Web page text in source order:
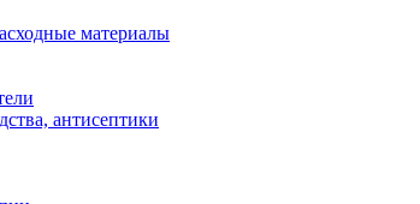
материалы
антисептики